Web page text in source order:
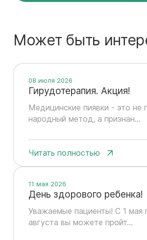
Может быть
Гирудотерапия. Акция!
Медицинские пиявки - это не
народный метод, а признан...
08 июля 2026
Читать полностью
День здорового ребенка!
Уважаемые пациенты! С 1 мая
августа вы можете пройт...
11 мая 2026